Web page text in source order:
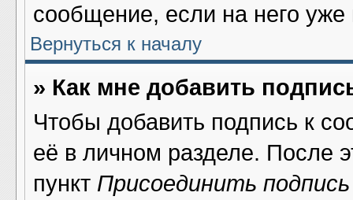
сообщение, если на него уже
Вернуться к началу
» Как мне добавить
Чтобы добавить подпись к
её в личном разделе. После
пункт Присоединить подпись